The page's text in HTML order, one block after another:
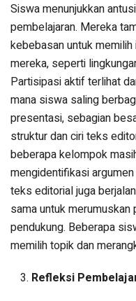
Siswa menunjukkan
pembelajaran. Mereka
kebebasan untuk
mereka, seperti
Partisipasi aktif terlihat
mana siswa saling
presentasi, sebagian
struktur dan ciri teks
beberapa kelompok
mengidentifikasi
teks editorial juga
sama untuk merumuskan
pendukung. Beberapa
memilih topik dan
Refleksi